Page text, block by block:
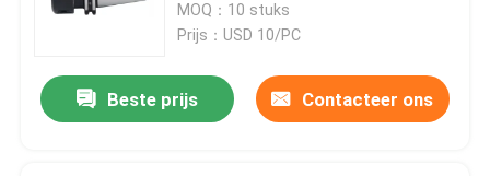
MOQ：10 stuks
Prijs：USD 10/PC
Beste prijs Contacteer ons